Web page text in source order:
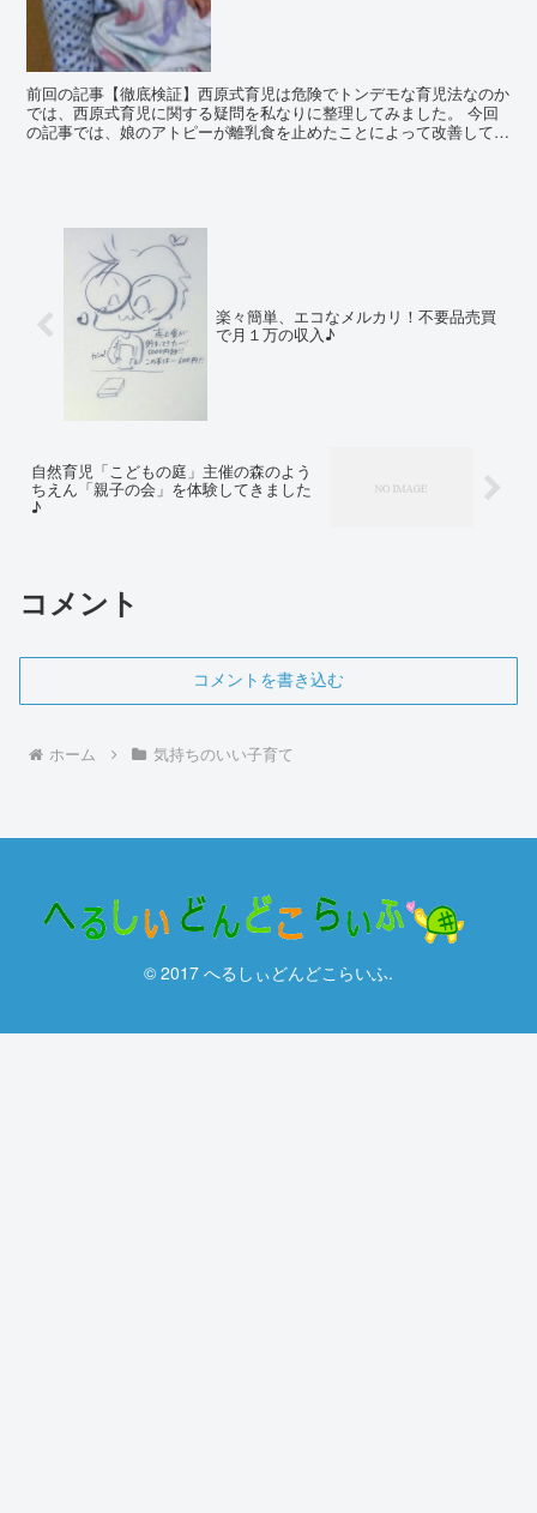
前回の記事【徹底検証】西原式育児は危険でトンデモな育児法なのか
では、西原式育児に関する疑問を私なりに整理してみました。 今回
の記事では、娘のアトピーが離乳食を止めたことによって改善してい
楽々簡単、エコなメルカリ！不要品売買
で月１万の収入♪
自然育児「こどもの庭」主催の森のよう
ちえん「親子の会」を体験してきました
♪
コメント
コメントを書き込む
ホーム 気持ちのいい子育て
© 2017 へるしぃどんどこらいふ.